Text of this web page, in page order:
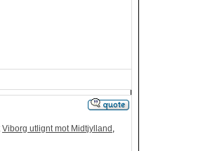
Viborg utlignt mot Midtjylland ,